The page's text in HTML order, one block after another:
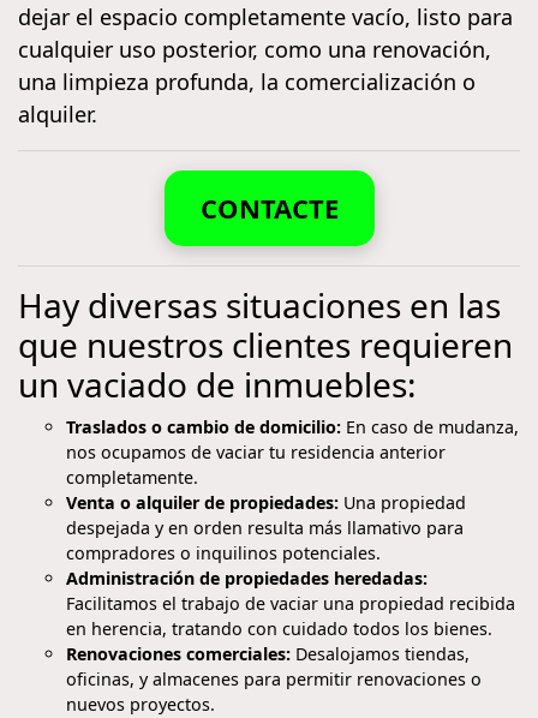
dejar el espacio completamente vacío, listo para
cualquier uso posterior, como una renovación,
una limpieza profunda, la comercialización o
alquiler.
CONTACTE
Hay diversas situaciones en las
que nuestros clientes requieren
un vaciado de inmuebles:
Traslados o cambio de domicilio: En caso de mudanza,
nos ocupamos de vaciar tu residencia anterior
completamente.
Venta o alquiler de propiedades: Una propiedad
despejada y en orden resulta más llamativo para
compradores o inquilinos potenciales.
Administración de propiedades heredadas:
Facilitamos el trabajo de vaciar una propiedad recibida
en herencia, tratando con cuidado todos los bienes.
Renovaciones comerciales: Desalojamos tiendas,
oficinas, y almacenes para permitir renovaciones o
nuevos proyectos.